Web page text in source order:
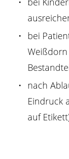
bei
nach
Eindruck
auf